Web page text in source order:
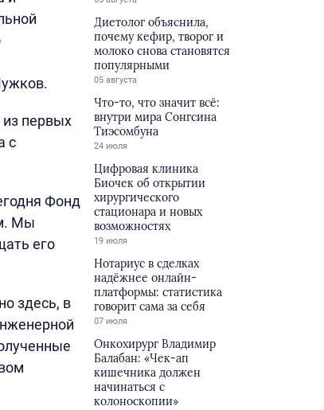
первых
с
Фонд
Мы
его
здесь, в
Диетолог объяснила,
почему кефир, творог и
молоко снова становятся
популярными
05 августа
Что-то, что значит всё:
внутри мира Сонгсина
Тиэсомбуна
24 июля
Цифровая клиника
Биочек об открытии
хирургического
стационара и новых
возможностях
19 июля
Нотариус в сделках
надёжнее онлайн-
платформы: статистика
говорит сама за себя
07 июля
Онкохирург Владимир
Балабан: «Чек-ап
кишечника должен
начинаться с
колоноскопии»